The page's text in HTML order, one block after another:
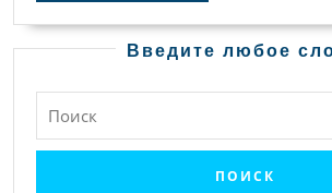
Введите любое